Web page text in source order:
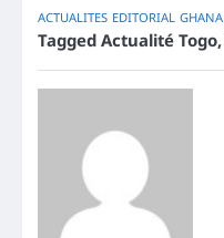
ACTUALITES EDITORIAL GHANA
Tagged Actualité Togo,